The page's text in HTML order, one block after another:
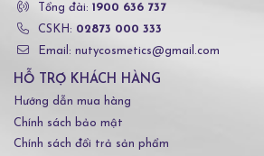
Tổng đài: 1900 636 737
CSKH: 02873 000 333
Email: nutycosmetics@gmail.com
HỖ TRỢ KHÁCH HÀNG
Hướng dẫn mua hàng
Chính sách bảo mật
Chính sách đổi trả sản phẩm